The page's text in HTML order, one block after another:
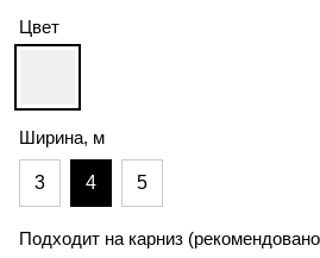
Цвет
Ширина, м
3 4 5
Подходит на карниз